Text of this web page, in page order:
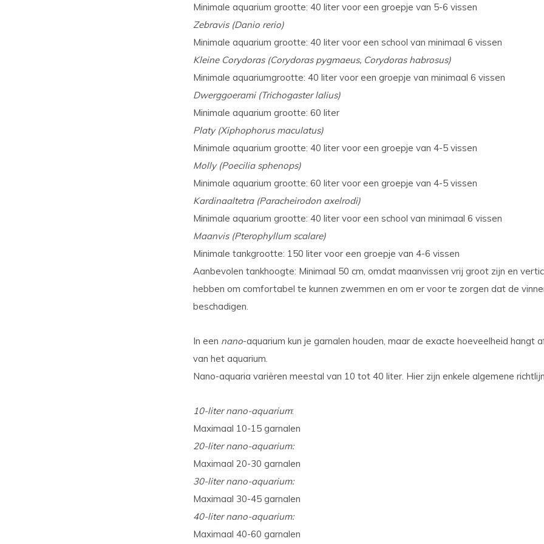
Minimale aquarium grootte: 40 liter voor een groepje van 5-6 vissen
Zebravis (Danio rerio)
Minimale aquarium grootte: 40 liter voor een school van minimaal 6 vissen
Kleine Corydoras (Corydoras pygmaeus, Corydoras habrosus)
Minimale aquariumgrootte: 40 liter voor een groepje van minimaal 6 vissen
Dwerggoerami (Trichogaster lalius)
Minimale aquarium grootte: 60 liter
Platy (Xiphophorus maculatus)
Minimale aquarium grootte: 40 liter voor een groepje van 4-5 vissen
Molly (Poecilia sphenops)
Minimale aquarium grootte: 60 liter voor een groepje van 4-5 vissen
Kardinaaltetra (Paracheirodon axelrodi)
Minimale aquarium grootte: 40 liter voor een school van minimaal 6 vissen
Maanvis (Pterophyllum scalare)
Minimale tankgrootte: 150 liter voor een groepje van 4-6 vissen
Aanbevolen tankhoogte: Minimaal 50 cm, omdat maanvissen vrij groot zijn en
hebben om comfortabel te kunnen zwemmen en om er voor te zorgen dat de
beschadigen.
In een nano-aquarium kun je garnalen houden, maar de exacte hoeveelheid hangt
van het aquarium.
Nano-aquaria variëren meestal van 10 tot 40 liter. Hier zijn enkele algemene
10-liter nano-aquarium:
Maximaal 10-15 garnalen
20-liter nano-aquarium:
Maximaal 20-30 garnalen
30-liter nano-aquarium:
Maximaal 30-45 garnalen
40-liter nano-aquarium:
Maximaal 40-60 garnalen